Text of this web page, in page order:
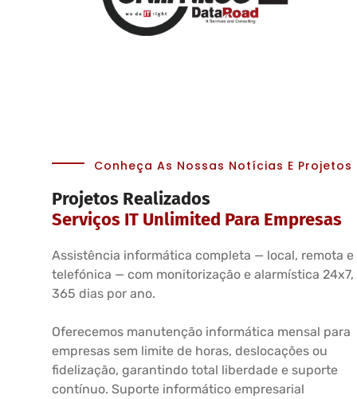
Conheça As Nossas Notícias E Projetos
Projetos Realizados
Serviços IT Unlimited Para Empresas
Assistência informática completa — local, remota e
telefónica — com monitorização e alarmística 24x7,
365 dias por ano.
Oferecemos manutenção informática mensal para
empresas sem limite de horas, deslocações ou
fidelização, garantindo total liberdade e suporte
contínuo. Suporte informático empresarial